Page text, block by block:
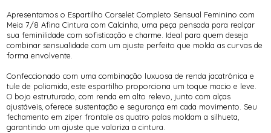
Apresentamos o Espartilho Corselet Completo Sensual Feminino com
Meia 7/8 Afina Cintura com Calcinha, uma peça pensada para realçar
sua feminilidade com sofisticação e charme. Ideal para quem deseja
combinar sensualidade com um ajuste perfeito que molda as curvas de
forma envolvente.
Confeccionado com uma combinação luxuosa de renda jacatrônica e
tule de poliamida, este espartilho proporciona um toque macio e leve.
O bojo estruturado, com renda em alto relevo, junto com alças
ajustáveis, oferece sustentação e segurança em cada movimento. Seu
fechamento em zíper frontale as quatro palas moldam a silhueta,
garantindo um ajuste que valoriza a cintura.